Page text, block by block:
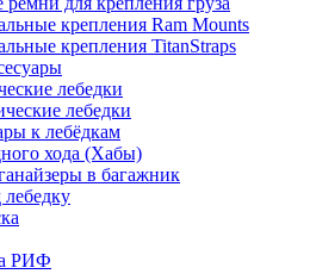
крепления Ram Mounts
крепления TitanStraps
лебедки
лебедки
к лебёдкам
хода (Хабы)
в багажник
РИФ